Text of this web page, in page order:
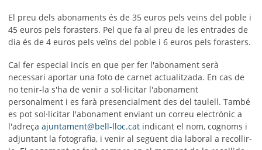
El preu dels abonaments és de 35 euros pels veïns del poble i
45 euros pels forasters. Pel que fa al preu de les entrades de
dia és de 4 euros pels veïns del poble i 6 euros pels forasters.
Cal fer especial incís en que per fer l'abonament serà
necessari aportar una foto de carnet actualitzada. En cas de
no tenir-la s'ha de venir a sol·licitar l'abonament
personalment i es farà presencialment des del taulell. També
es pot sol·licitar l'abonament enviant un correu electrònic a
l'adreçaajuntament@bell-lloc.cat indicant el nom, cognoms i
adjuntant la fotografia, i venir al següent dia laboral a recollir-